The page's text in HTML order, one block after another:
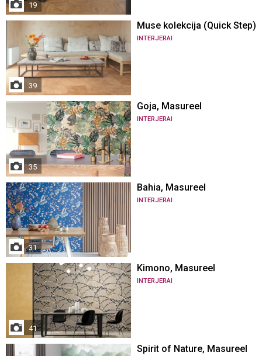
19
39
Muse kolekcija (Quick Step)
INTERJERAI
35
Goja, Masureel
INTERJERAI
31
Bahia, Masureel
INTERJERAI
41
Kimono, Masureel
INTERJERAI
Spirit of Nature, Masureel